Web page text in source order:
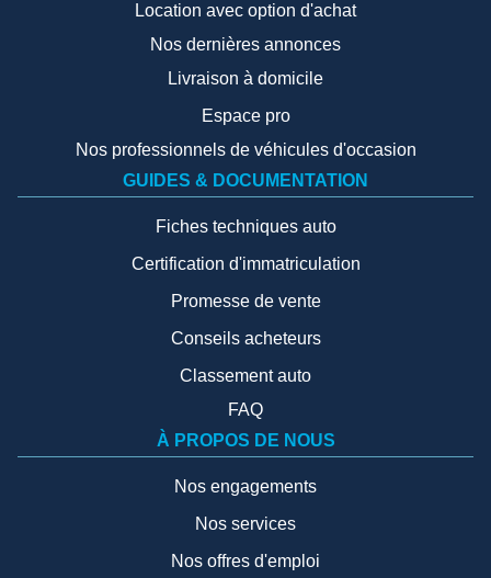
Location avec option d'achat
Nos dernières annonces
Livraison à domicile
Espace pro
Nos professionnels de véhicules d'occasion
GUIDES & DOCUMENTATION
Fiches techniques auto
Certification d'immatriculation
Promesse de vente
Conseils acheteurs
Classement auto
FAQ
À PROPOS DE NOUS
Nos engagements
Nos services
Nos offres d'emploi